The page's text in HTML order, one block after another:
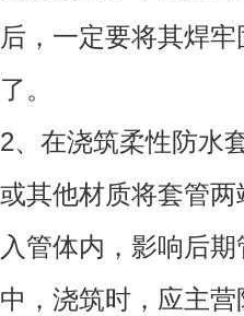
后，一定要将其焊
了。
2、在浇筑柔性防水
或其他材质将套管
入管体内，影响后
中，浇筑时，应主